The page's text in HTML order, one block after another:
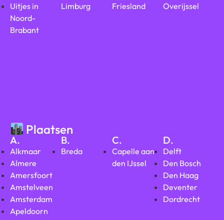
Uitjes in
Noord-
Brabant
Limburg
Friesland
Overijssel
Plaatsen
A.
Alkmaar
Almere
Amersfoort
Amstelveen
Amsterdam
Apeldoorn
B.
Breda
C.
Capelle aan
den IJssel
D.
Delft
Den Bosch
Den Haag
Deventer
Dordrecht